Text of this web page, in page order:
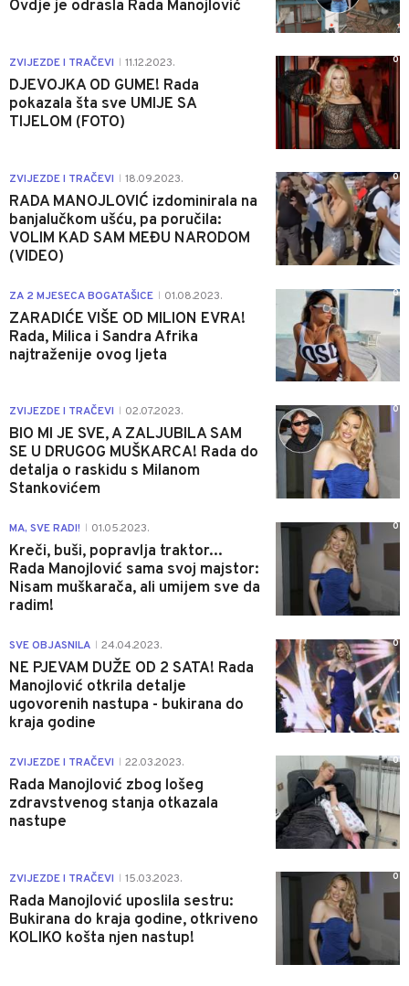
Ovdje je odrasla Rada Manojlović
ZVIJEZDE I TRAČEVI 11.12.2023.
DJEVOJKA OD GUME! Rada
pokazala šta sve UMIJE SA
TIJELOM (FOTO)
0
ZVIJEZDE I TRAČEVI 18.09.2023.
RADA MANOJLOVIĆ izdominirala na
banjalučkom ušću, pa poručila:
VOLIM KAD SAM MEĐU NARODOM
(VIDEO)
0
ZA 2 MJESECA BOGATAŠICE 01.08.2023.
ZARADIĆE VIŠE OD MILION EVRA!
Rada, Milica i Sandra Afrika
najtraženije ovog ljeta
0
ZVIJEZDE I TRAČEVI 02.07.2023.
BIO MI JE SVE, A ZALJUBILA SAM
SE U DRUGOG MUŠKARCA! Rada do
detalja o raskidu s Milanom
Stankovićem
0
MA, SVE RADI! 01.05.2023.
Kreči, buši, popravlja traktor...
Rada Manojlović sama svoj majstor:
Nisam muškarača, ali umijem sve da
radim!
0
SVE OBJASNILA 24.04.2023.
NE PJEVAM DUŽE OD 2 SATA! Rada
Manojlović otkrila detalje
ugovorenih nastupa - bukirana do
kraja godine
0
ZVIJEZDE I TRAČEVI 22.03.2023.
Rada Manojlović zbog lošeg
zdravstvenog stanja otkazala
nastupe
0
ZVIJEZDE I TRAČEVI 15.03.2023.
Rada Manojlović uposlila sestru:
Bukirana do kraja godine, otkriveno
KOLIKO košta njen nastup!
0